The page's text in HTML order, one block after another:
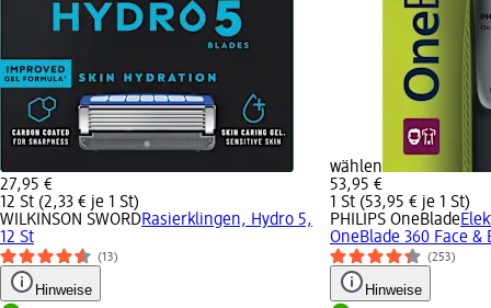
27,95 €
12 St (2,33 € je 1 St)
WILKINSON SWORDRasierklingen, Hydro 5,
12 St
(13)
Hinweise
wählen
53,95 €
1 St (53,95 € je 1 St)
PHILIPS OneBlade
OneBlade 360 Face &
(253)
Hinweise